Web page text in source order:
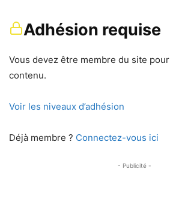
Adhésion requise
Vous devez être membre du site
contenu.
Voir les niveaux d’adhésion
Déjà membre ? Connectez-vous ici
- Publicité -